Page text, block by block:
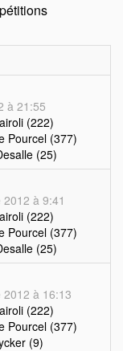
à 21:55
(222)
Pourcel (377)
(25)
à 9:41
(222)
Pourcel (377)
(25)
à 16:13
(222)
Pourcel (377)
(9)